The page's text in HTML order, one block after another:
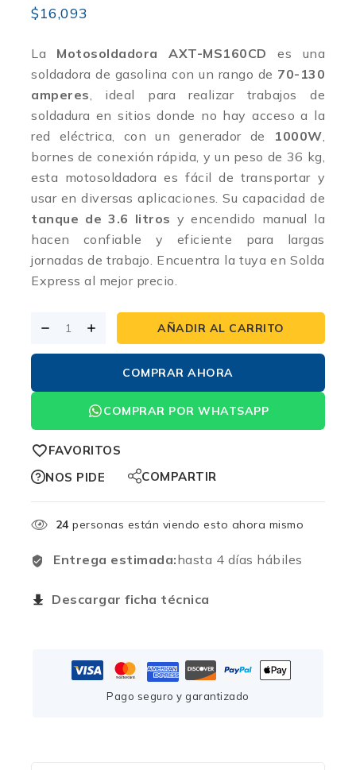
$16,093
La Motosoldadora AXT-MS160CD es una
soldadora de gasolina con un rango de 70-130
amperes, ideal para realizar trabajos de
soldadura en sitios donde no hay acceso a la
red eléctrica, con un generador de 1000W,
bornes de conexión rápida, y un peso de 36 kg,
esta motosoldadora es fácil de transportar y
usar en diversas aplicaciones. Su capacidad de
tanque de 3.6 litros y encendido manual la
hacen confiable y eficiente para largas
jornadas de trabajo. Encuentra la tuya en Solda
Express al mejor precio.
AÑADIR AL CARRITO
COMPRAR AHORA
COMPRAR POR WHATSAPP
FAVORITOS
NOS PIDE
COMPARTIR
24 personas están viendo esto ahora mismo
Entrega estimada:hasta 4 días hábiles
Descargar ficha técnica
Pago seguro y garantizado